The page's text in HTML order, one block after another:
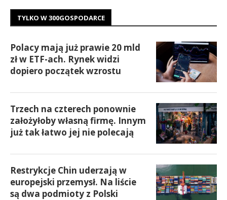
TYLKO W 300GOSPODARCE
Polacy mają już prawie 20 mld
zł w ETF-ach. Rynek widzi
dopiero początek wzrostu
Trzech na czterech ponownie
założyłoby własną firmę. Innym
już tak łatwo jej nie polecają
Restrykcje Chin uderzają w
europejski przemysł. Na liście
są dwa podmioty z Polski